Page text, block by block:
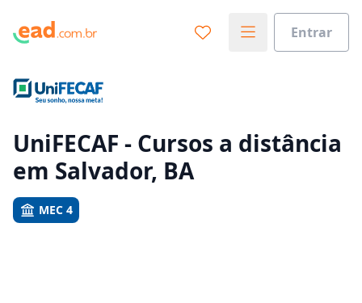
Entrar
Vamos te guiar no caminho ideal para seus estudos
Sim, já sei
UniFECAF - Cursos a distância
em Salvador, BA
MEC 4